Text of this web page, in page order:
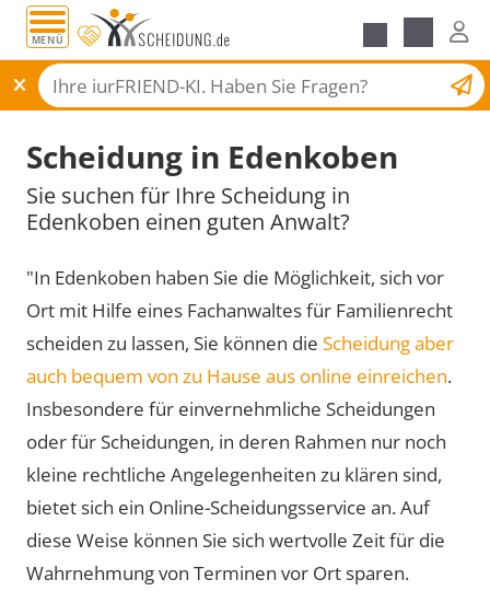
MENÜ
Scheidungsantrag
Scheidung in Edenkoben
Sie suchen für Ihre Scheidung in
Edenkoben einen guten Anwalt?
"In Edenkoben haben Sie die Möglichkeit, sich vor
Ort mit Hilfe eines Fachanwaltes für Familienrecht
scheiden zu lassen, Sie können die Scheidung aber
auch bequem von zu Hause aus online einreichen.
Insbesondere für einvernehmliche Scheidungen
oder für Scheidungen, in deren Rahmen nur noch
kleine rechtliche Angelegenheiten zu klären sind,
bietet sich ein Online-Scheidungsservice an. Auf
diese Weise können Sie sich wertvolle Zeit für die
Wahrnehmung von Terminen vor Ort sparen.